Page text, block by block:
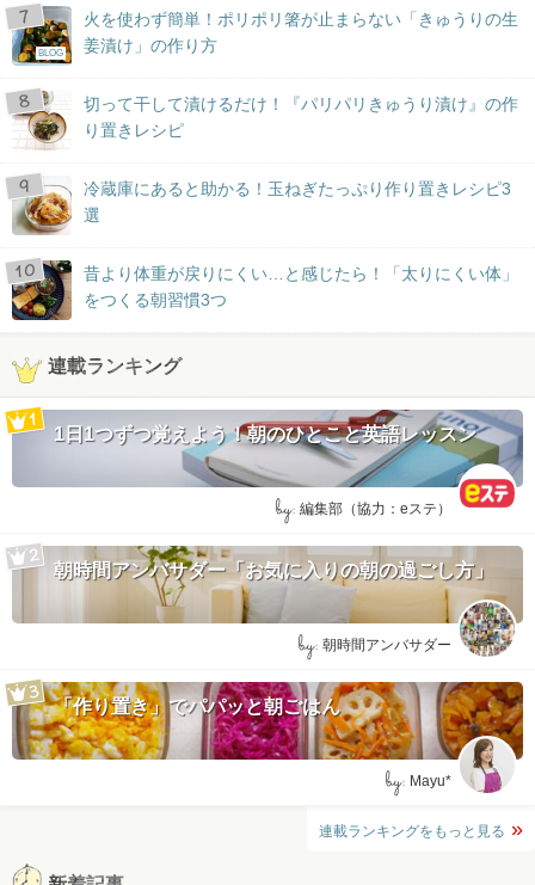
BLOG
火を使わず簡単！ポリポリ箸が止まらない「きゅうりの生
姜漬け」の作り方
切って干して漬けるだけ！『パリパリきゅうり漬け』の作
り置きレシピ
冷蔵庫にあると助かる！玉ねぎたっぷり作り置きレシピ3
選
昔より体重が戻りにくい…と感じたら！「太りにくい体」
をつくる朝習慣3つ
連載ランキング
1日1つずつ覚えよう！朝のひとこと英語レッスン
by: 編集部（協力：eステ）
朝時間アンバサダー「お気に入りの朝の過ごし方」
by: 朝時間アンバサダー
「作り置き」でパパッと朝ごはん
by: Mayu*
連載ランキングをもっと見る